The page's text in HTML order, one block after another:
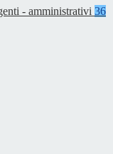
- amministrativi 36